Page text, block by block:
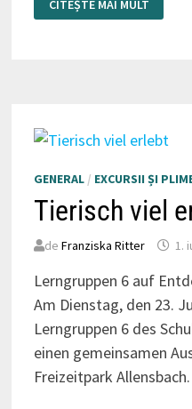
ZU
DEN
CITEȘTE MAI MULT
GENERAL/ EXCURSII ȘI
Tierisch viel
de Franziska Ritter 1.
Lerngruppen 6 auf
Am Dienstag, den 23.
Lerngruppen 6 des
einen gemeinsamen
Freizeitpark